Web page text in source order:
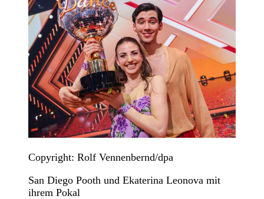
Copyright: Rolf Vennenbernd/dpa
San Diego Pooth und Ekaterina Leonova mit
ihrem Pokal